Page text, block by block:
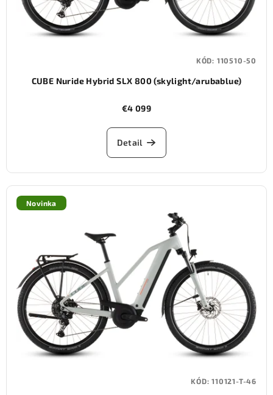
CUBE Nuride Hybrid SLX 800 (skylight/arubablue)
€4 099
Detail
KÓD: 110510-50
Novinka
KÓD:110121-T-46